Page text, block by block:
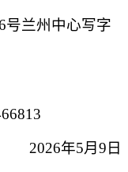
号兰州中心写字
2026年5月 9 日